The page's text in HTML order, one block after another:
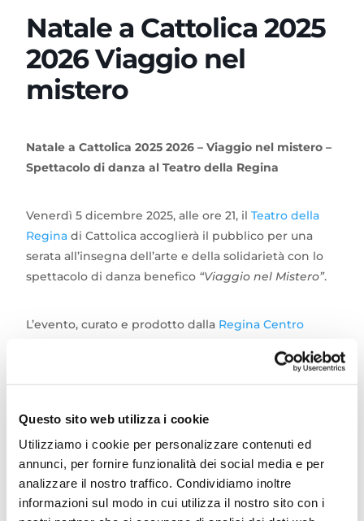
Questo sito web utilizza i cookie
Utilizziamo i cookie per personalizzare contenuti ed
annunci, per fornire funzionalità dei social media e per
analizzare il nostro traffico. Condividiamo inoltre
informazioni sul modo in cui utilizza il nostro sito con i
Natale a Cattolica 2025
2026 Viaggio nel
mistero
Natale a Cattolica 2025 2026 – Viaggio nel mistero –
Spettacolo di danza al Teatro della Regina
Venerdì 5 dicembre 2025, alle ore 21, ilTeatro della
Regina di Cattolica accoglierà il pubblico per una
serata all’insegna dell’arte e della solidarietà con lo
spettacolo di danza benefico “Viaggio nel Mistero”.
L’evento, curato e prodotto dalla Regina Centro
emozionante fatto di coreografie suggestive,
atmosfere evocative e un racconto danzato capace
“Viaggio nel Mistero” si presenta come un
appuntamento imperdibile per chi ama la danza e
Cattolica.